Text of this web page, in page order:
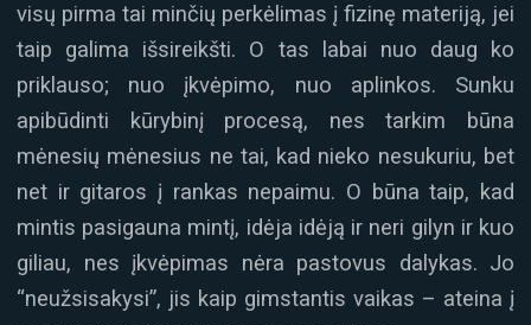
visų pirma tai minčių perkėlimas į fizinę materiją, jei
taip galima išsireikšti. O tas labai nuo daug ko
priklauso; nuo įkvėpimo, nuo aplinkos. Sunku
apibūdinti kūrybinį procesą, nes tarkim būna
mėnesių mėnesius ne tai, kad nieko nesukuriu, bet
net ir gitaros į rankas nepaimu. O būna taip, kad
mintis pasigauna mintį, idėja idėją ir neri gilyn ir kuo
giliau, nes įkvėpimas nėra pastovus dalykas. Jo
“neužsisakysi”, jis kaip gimstantis vaikas – ateina į